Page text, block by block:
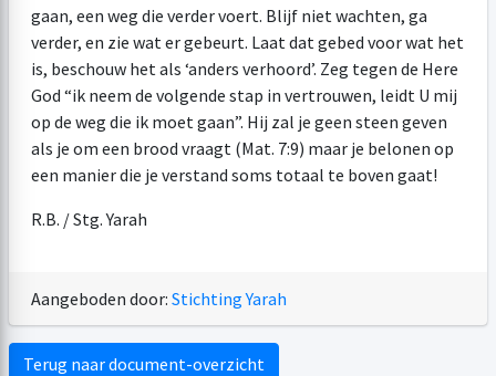
gaan, een weg die verder voert. Blijf niet wachten, ga
verder, en zie wat er gebeurt. Laat dat gebed voor wat het
is, beschouw het als ‘anders verhoord’. Zeg tegen de Here
God “ik neem de volgende stap in vertrouwen, leidt U mij
op de weg die ik moet gaan”. Hij zal je geen steen geven
als je om een brood vraagt (Mat. 7:9) maar je belonen op
een manier die je verstand soms totaal te boven gaat!
R.B. / Stg. Yarah
Aangeboden door: Stichting Yarah
Terug naar document-overzicht